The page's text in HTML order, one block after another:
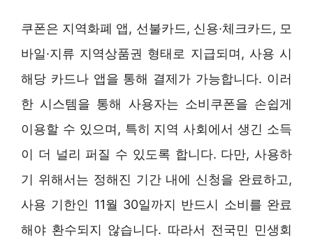
쿠폰은 지역화폐 앱, 선불카드, 신용·체크카드, 모
바일·지류 지역상품권 형태로 지급되며, 사용 시
해당 카드나 앱을 통해 결제가 가능합니다. 이러
한 시스템을 통해 사용자는 소비쿠폰을 손쉽게
이용할 수 있으며, 특히 지역 사회에서 생긴 소득
이 더 널리 퍼질 수 있도록 합니다. 다만, 사용하
기 위해서는 정해진 기간 내에 신청을 완료하고,
사용 기한인 11월 30일까지 반드시 소비를 완료
해야 환수되지 않습니다. 따라서 전국민 민생회